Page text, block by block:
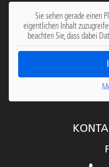
Sie sehen gerade einen
eigentlichen Inhalt
beachten Sie, dass dabei